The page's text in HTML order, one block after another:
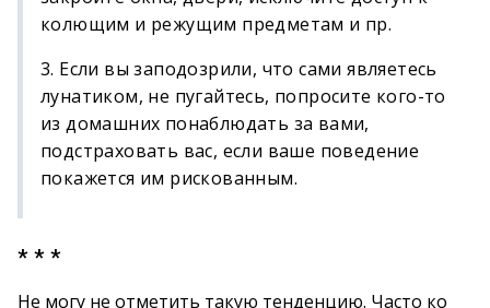
колющим и режущим предметам и пр.
3. Если вы заподозрили, что сами являетесь
лунатиком, не пугайтесь, попросите кого-то
из домашних понаблюдать за вами,
подстраховать вас, если ваше поведение
покажется им рискованным.
* * *
Не могу не отметить такую тенденцию. Часто ко